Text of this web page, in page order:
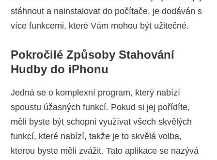
stáhnout a nainstalovat do počítače, je dodáván s
více funkcemi, které Vám mohou být užitečné.
Pokročilé Způsoby Stahování
Hudby do iPhonu
Jedná se o komplexní program, který nabízí
spoustu úžasných funkcí. Pokud si jej pořídíte,
měli byste být schopni využívat všech skvělých
funkcí, které nabízí, takže je to skvělá volba,
kterou byste měli zvážit. Tato aplikace se nazývá